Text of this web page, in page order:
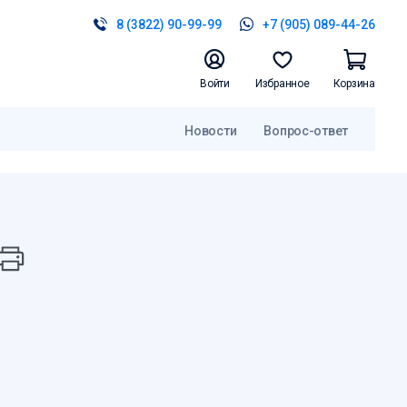
8 (3822) 90-99-99 +7 (905) 089-44-26
Войти Избранное Корзина
Новости Вопрос-ответ